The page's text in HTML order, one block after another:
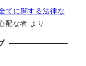
てに関する法律な
配な者 より